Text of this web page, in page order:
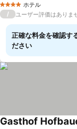
4 ホテルのランク
ホテル
/ ユーザー評価はありま
正確な料金を確認す
ださい
Gasthof